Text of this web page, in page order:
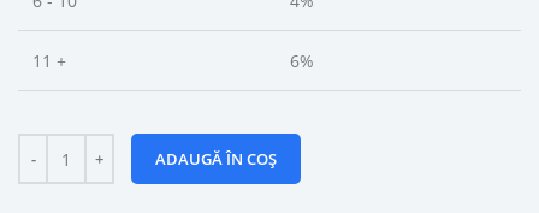
11 + 6%
ADAUGĂ ÎN COȘ